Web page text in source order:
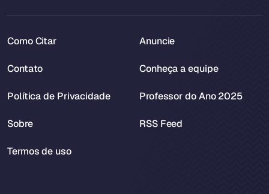
Como Citar
Contato
Política de Privacidade
Sobre
Termos de uso
Anuncie
Conheça a equipe
Professor do Ano 2025
RSS Feed